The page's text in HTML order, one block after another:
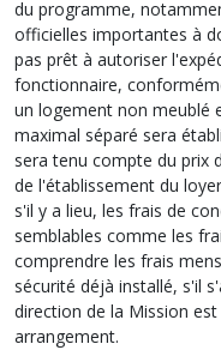
du programme,
officielles importantes à
pas prêt à autoriser
fonctionnaire,
un logement non meublé
maximal séparé sera
sera tenu compte du prix
de l'établissement du
s'il y a lieu, les frais de
semblables comme les
comprendre les frais
sécurité déjà installé, s'il
direction de la Mission
arrangement.